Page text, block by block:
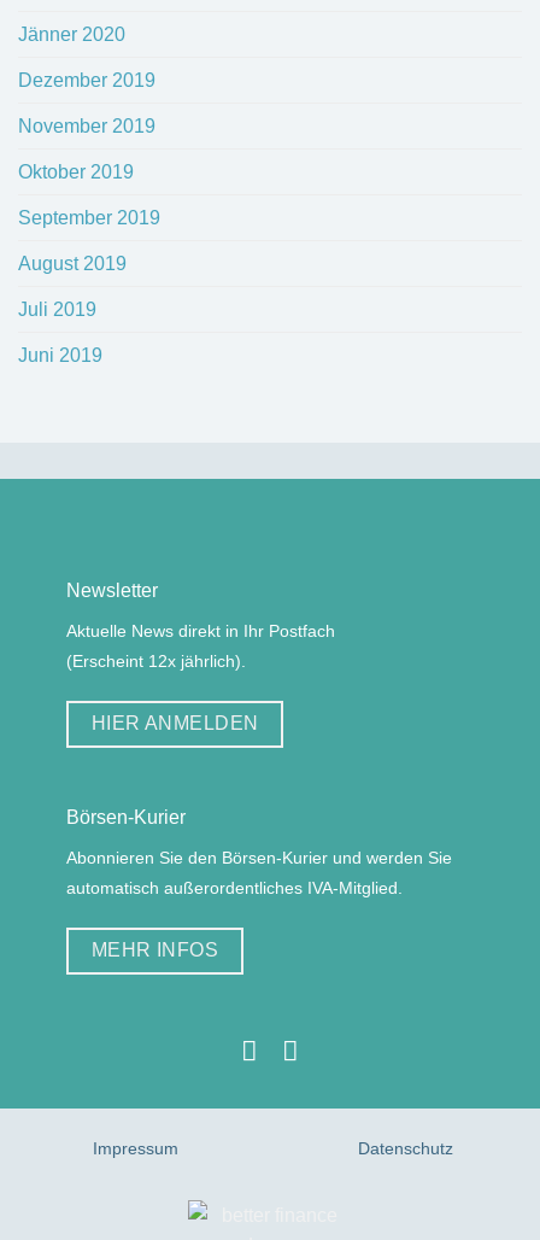
Jänner 2020
Dezember 2019
November 2019
Oktober 2019
September 2019
August 2019
Juli 2019
Juni 2019
Newsletter
Aktuelle News direkt in Ihr Postfach
(Erscheint 12x jährlich).
HIER ANMELDEN
Börsen-Kurier
Abonnieren Sie den Börsen-Kurier und werden Sie
automatisch außerordentliches IVA-Mitglied.
MEHR INFOS
Impressum Datenschutz